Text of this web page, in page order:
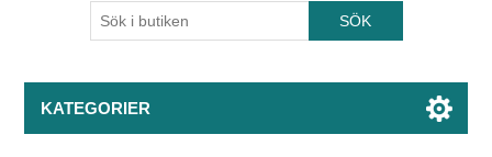
KATEGORIER